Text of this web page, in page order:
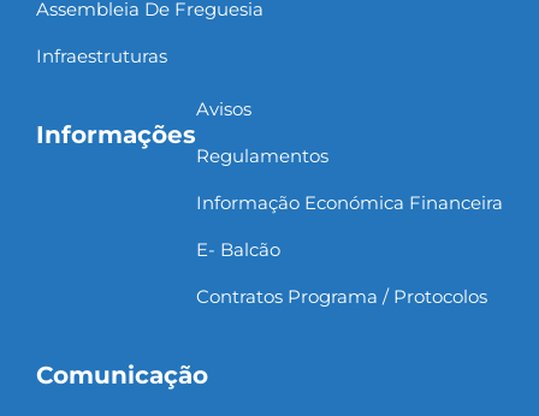
Assembleia De Freguesia
Infraestruturas
Informações
Avisos
Regulamentos
Informação Económica Financeira
E- Balcão
Contratos Programa / Protocolos
Comunicação